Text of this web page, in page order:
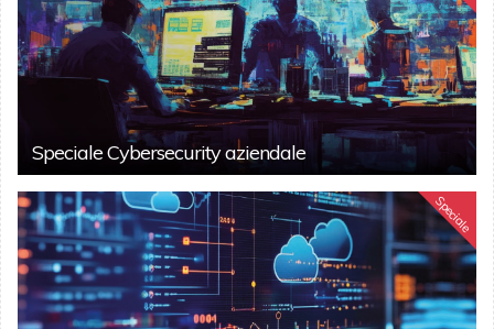
Speciale Cybersecurity aziendale
Speciale